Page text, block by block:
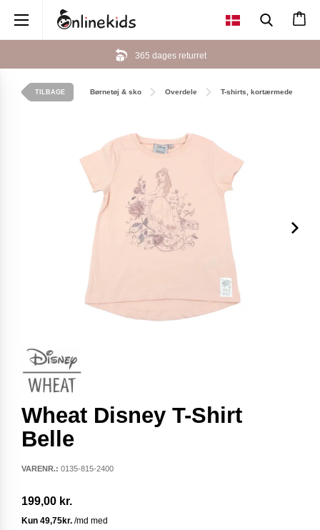
365 dages returret
TILBAGE Børnetøj & sko Overdele T-shirts, kortærmede
Wheat Disney T-Shirt
Belle
VARENR.: 0135-815-2400
199,00 kr.